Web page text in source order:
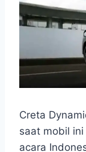
Creta
saat mobil
acara